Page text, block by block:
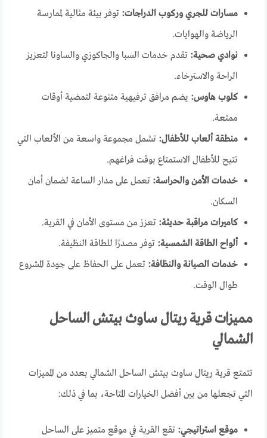
مسارات للجري وركوب الدراجات: توفر بيئة مثالية لممارسة
الرياضة والهوايات.
نوادي صحية: تقدم خدمات السبا والجاكوزي والساونا لتعزيز
الراحة والاسترخاء.
كلوب هاوس: يضم مرافق ترفيهية متنوعة لتمضية أوقات
ممتعة.
منطقة ألعاب للأطفال: تشمل مجموعة واسعة من الألعاب التي
تتيح للأطفال الاستمتاع بوقت فراغهم.
خدمات الأمن والحراسة: تعمل على مدار الساعة لضمان أمان
السكان.
كاميرات مراقبة حديثة: تعزز من مستوى الأمان في القرية.
ألواح الطاقة الشمسية: توفر مصدرًا للطاقة النظيفة.
خدمات الصيانة والنظافة: تعمل على الحفاظ على جودة المشروع
طوال الوقت.
مميزات قرية ريتال ساوث بيتش الساحل
الشمالي
تتمتع قرية ريتال ساوث بيتش الساحل الشمالي بعدد من المميزات
التي تجعلها من بين أفضل الخيارات المتاحة، بما في ذلك:
موقع استراتيجي: تقع القرية في موقع متميز على الساحل